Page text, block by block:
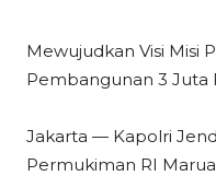
Mewujudkan Visi Misi
Pembangunan 3 Juta
Jakarta — Kapolri
Permukiman RI